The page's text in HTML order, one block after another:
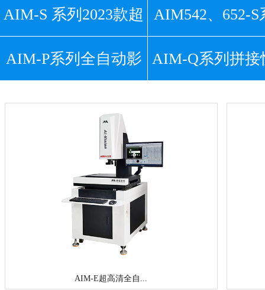
AIM-S 系列2023款超
高清影像测量仪
AIM542、652-S
超高清影像测
AIM-P系列全自动影
像测量仪
AIM-Q系列拼接
智能测量仪
AIM-E超高清全自...